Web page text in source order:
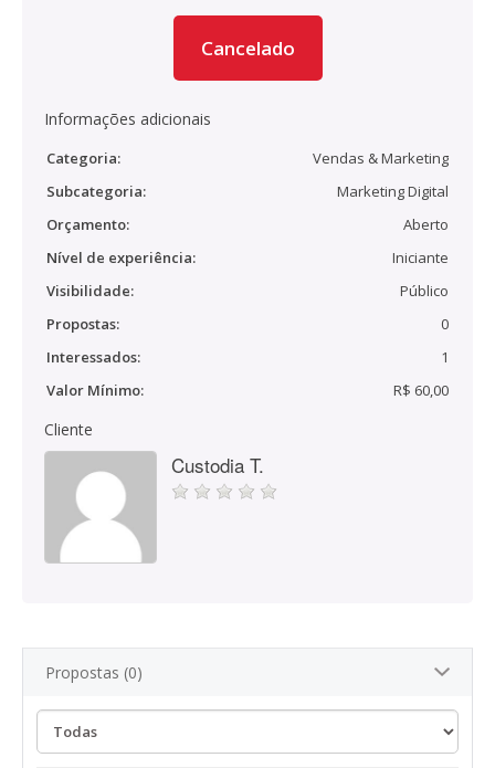
Cancelado
Informações adicionais
Categoria:
Vendas & Marketing
Subcategoria:
Marketing Digital
Orçamento:
Aberto
Nível de experiência:
Iniciante
Visibilidade:
Público
Propostas:
0
Interessados:
1
Valor Mínimo:
R$ 60,00
Cliente
Custodia T.
Propostas (0)